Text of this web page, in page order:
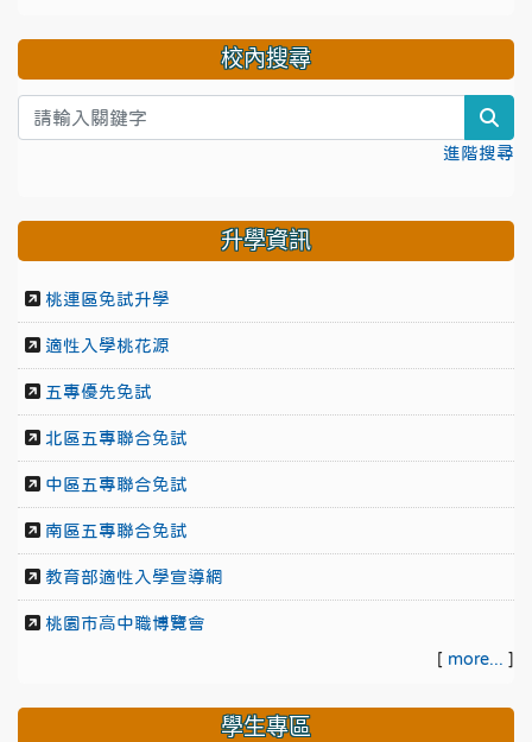
校內搜尋
進階搜尋
升學資訊
桃連區免試升學
適性入學桃花源
五專優先免試
北區五專聯合免試
中區五專聯合免試
南區五專聯合免試
教育部適性入學宣導網
桃園市高中職博覽會
[ more... ]
學生專區